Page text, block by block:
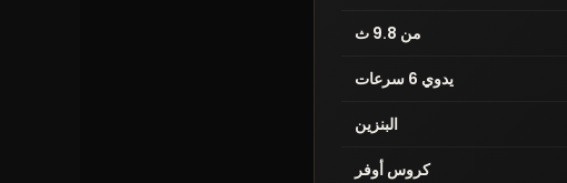
من 9.8 ث
يدوي 6 سرعات
البنزين
كروس أوفر